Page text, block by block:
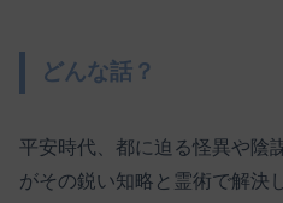
どんな話？
平安時代、都に迫る怪異や陰
がその鋭い知略と霊術で解決